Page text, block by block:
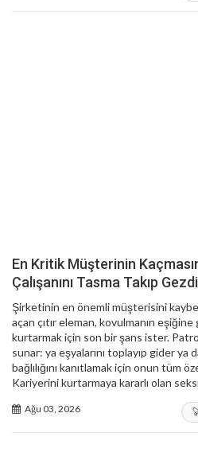
En Kritik Müşterinin
Çalışanını Tasma Takıp
Şirketinin en önemli müşterisini
açan çıtır eleman, kovulmanın
kurtarmak için son bir şans ister.
sunar: ya eşyalarını toplayıp gider
bağlılığını kanıtlamak için onun tüm
Kariyerini kurtarmaya kararlı olan
Ağu 03, 2026